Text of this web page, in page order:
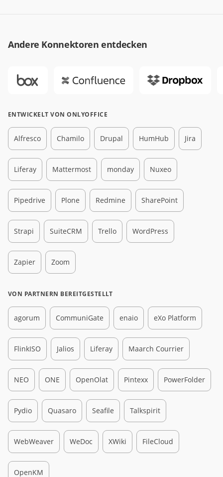
Andere Konnektoren entdecken
ENTWICKELT VON ONLYOFFICE
Alfresco Chamilo Drupal HumHub Jira
Liferay Mattermost monday Nuxeo
Pipedrive Plone Redmine SharePoint
Strapi SuiteCRM Trello WordPress
Zapier Zoom
VON PARTNERN BEREITGESTELLT
agorum CommuniGate enaio eXo Platform
FlinkISO Jalios Liferay Maarch Courrier
NEO ONE OpenOlat Pintexx PowerFolder
Pydio Quasaro Seafile Talkspirit
WebWeaver WeDoc XWiki FileCloud
OpenKM